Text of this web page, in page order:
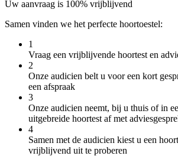
Uw aanvraag is 100% vrijblijvend
Samen vinden we het perfecte hoortoestel:
1
Vraag een vrijblijvende hoortest en
2
Onze audicien belt u voor een kort
een afspraak
3
Onze audicien neemt, bij u thuis of in
uitgebreide hoortest af met
4
Samen met de audicien kiest u een
vrijblijvend uit te proberen